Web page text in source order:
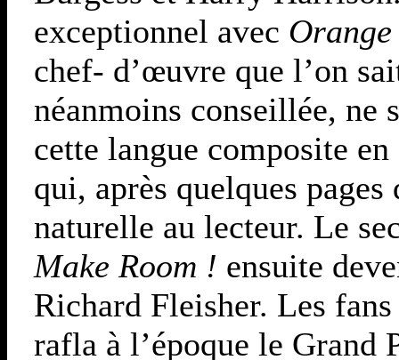
exceptionnel avec
chef- d’œuvre que l’on
néanmoins conseillée, ne
cette langue composite
qui, après quelques
naturelle au lecteur. Le
Make Room ! ensuite
Richard Fleisher. Les
rafla à l’époque le Grand